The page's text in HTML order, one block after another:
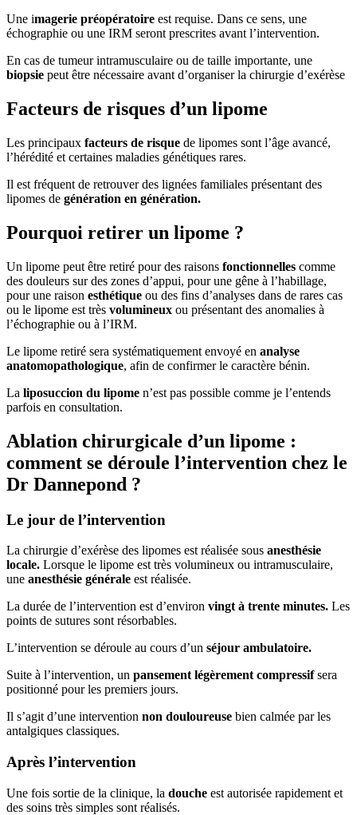
Une imagerie préopératoire est requise. Dans ce sens, une
échographie ou une IRM seront prescrites avant l’intervention.
En cas de tumeur intramusculaire ou de taille importante, une
biopsie peut être nécessaire avant d’organiser la chirurgie d’exérèse
Facteurs de risques d’un lipome
Les principaux facteurs de risque de lipomes sont l’âge avancé,
l’hérédité et certaines maladies génétiques rares.
Il est fréquent de retrouver des lignées familiales présentant des
lipomes de génération en génération.
Pourquoi retirer un lipome ?
Un lipome peut être retiré pour des raisons fonctionnelles comme
des douleurs sur des zones d’appui, pour une gêne à l’habillage,
pour une raison esthétique ou des fins d’analyses dans de rares cas
ou le lipome est très volumineux ou présentant des anomalies à
l’échographie ou à l’IRM.
Le lipome retiré sera systématiquement envoyé en analyse
anatomopathologique, afin de confirmer le caractère bénin.
La liposuccion du lipome n’est pas possible comme je l’entends
parfois en consultation.
Ablation chirurgicale d’un lipome :
comment se déroule l’intervention chez le
Dr Dannepond ?
Le jour de l’intervention
La chirurgie d’exérèse des lipomes est réalisée sous anesthésie
locale. Lorsque le lipome est très volumineux ou intramusculaire,
une anesthésie générale est réalisée.
La durée de l’intervention est d’environ vingt à trente minutes. Les
points de sutures sont résorbables.
L’intervention se déroule au cours d’un séjour ambulatoire.
Suite à l’intervention, un pansement légèrement compressifsera
positionné pour les premiers jours.
Il s’agit d’une intervention non douloureuse bien calmée par les
antalgiques classiques.
Après l’intervention
Une fois sortie de la clinique, la douche est autorisée rapidement et
des soins très simples sont réalisés.